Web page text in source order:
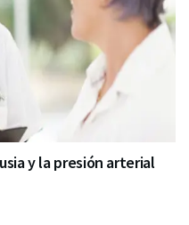
y la presión arterial